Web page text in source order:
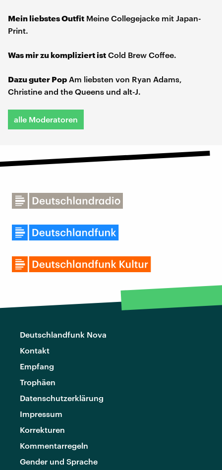
Mein liebstes Outfit Meine Collegejacke mit Japan-
Print.
Was mir zu kompliziert ist Cold Brew Coffee.
Dazu guter Pop Am liebsten von Ryan Adams,
Christine and the Queens und alt-J.
alle Moderatoren
Deutschlandfunk Nova
Kontakt
Empfang
Trophäen
Datenschutzerklärung
Impressum
Korrekturen
Kommentarregeln
Gender und Sprache